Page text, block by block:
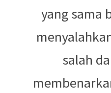
yang sama
salah